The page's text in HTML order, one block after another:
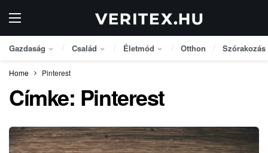
Gazdaság Család Életmód Otthon Szórakozás
Home Pinterest
Címke: Pinterest